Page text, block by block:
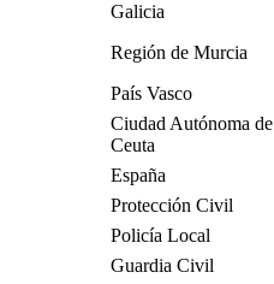
Galicia
Región de Murcia
País Vasco
Ciudad Autónoma de
Ceuta
España
Protección Civil
Policía Local
Guardia Civil